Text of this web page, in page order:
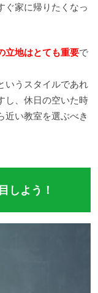
ぐ家に帰りたくなっ
立地はとても重要で
いうスタイルであれ
し、休日の空いた時
近い教室を選ぶべき
しよう！